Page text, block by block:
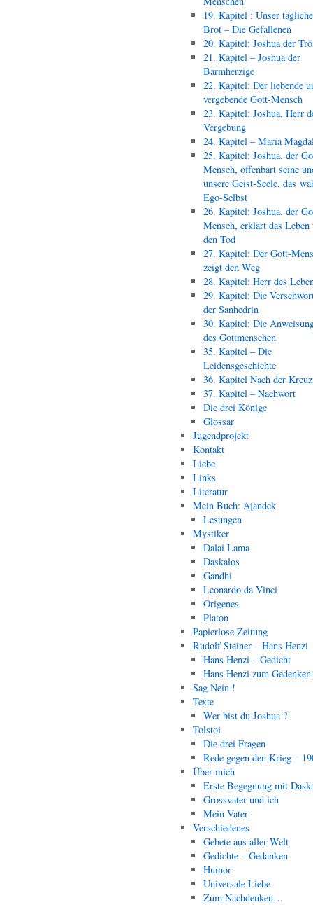
19. Kapitel : Unser
Brot – Die Gefallenen
20. Kapitel: Joshua der
21. Kapitel – Joshua der
Barmherzige
22. Kapitel: Der liebende
vergebende Gott-Mensch
23. Kapitel: Joshua, Herr
Vergebung
24. Kapitel – Maria
25. Kapitel: Joshua, der
Mensch, offenbart seine
unsere Geist-Seele, das
Ego-Selbst
26. Kapitel: Joshua, der
Mensch, erklärt das Leben
den Tod
27. Kapitel: Der Gott-
zeigt den Weg
28. Kapitel: Herr des
29. Kapitel: Die
der Sanhedrin
30. Kapitel: Die
des Gottmenschen
35. Kapitel – Die
Leidensgeschichte
36. Kapitel Nach der
37. Kapitel – Nachwort
Die drei Könige
Glossar
Jugendprojekt
Kontakt
Liebe
Links
Literatur
Mein Buch: Ajandek
Lesungen
Mystiker
Dalai Lama
Daskalos
Gandhi
Leonardo da Vinci
Origenes
Platon
Papierlose Zeitung
Rudolf Steiner – Hans Henzi
Hans Henzi – Gedicht
Hans Henzi zum Gedenken
Sag Nein !
Texte
Wer bist du Joshua ?
Tolstoi
Die drei Fragen
Rede gegen den Krieg –
Über mich
Erste Begegnung mit
Grossvater und ich
Mein Vater
Verschiedenes
Gebete aus aller Welt
Gedichte – Gedanken
Humor
Universale Liebe
Zum Nachdenken…